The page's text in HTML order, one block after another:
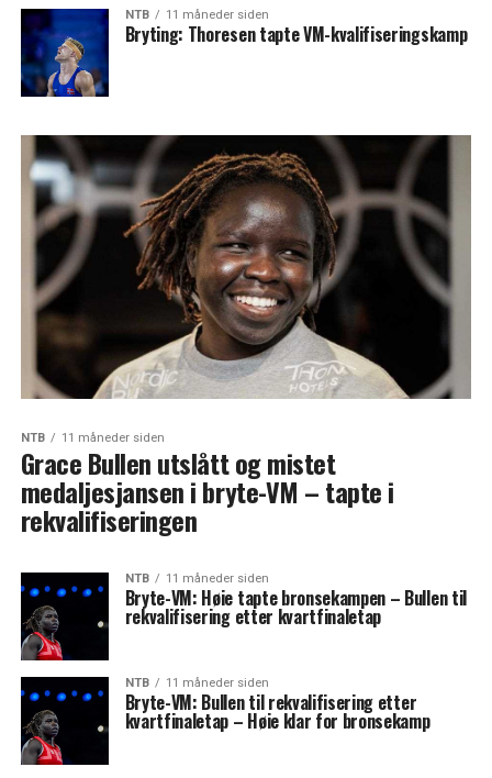
NTB 11 måneder siden
Bryting: Thoresen tapte VM-kvalifiseringskamp
NTB 11 måneder siden
Grace Bullen utslått og mistet
medaljesjansen i bryte-VM – tapte i
rekvalifiseringen
NTB 11 måneder siden
Bryte-VM: Høie tapte bronsekampen – Bullen til
rekvalifisering etter kvartfinaletap
NTB 11 måneder siden
Bryte-VM: Bullen til rekvalifisering etter
kvartfinaletap – Høie klar for bronsekamp